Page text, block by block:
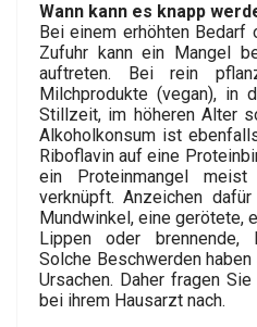
Wann kann es knapp
Bei einem erhöhten
Zufuhr kann ein Mangel
auftreten. Bei rein
Milchprodukte (vegan), in
Stillzeit, im höheren Alter
Alkoholkonsum ist
Riboflavin auf eine
ein Proteinmangel
verknüpft. Anzeichen
Mundwinkel, eine gerötete,
Lippen oder brennende,
Solche Beschwerden
Ursachen. Daher fragen
bei ihrem Hausarzt nach.